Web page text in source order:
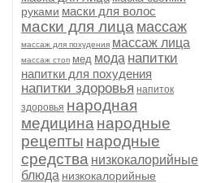
руками маски для волос
маски для лица массаж
массаж для похудения массаж лица
массаж стоп мед мода напитки
напитки для похудения
напитки здоровья напиток
здоровья народная
медицина народные
рецепты народные
средства низкокалорийные
блюда низкокалорийные